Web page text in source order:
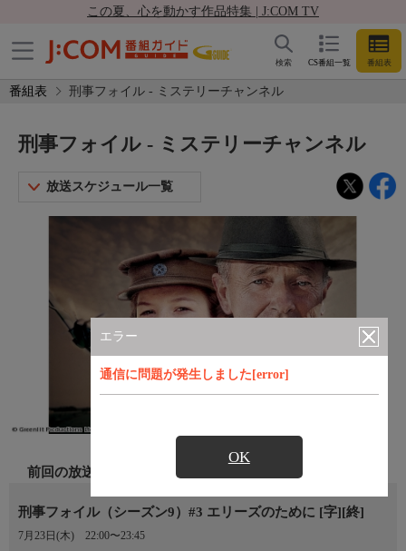
この夏、心を動かす作品特集 | J:COM TV
CS番組一覧 番組表
検索
番組表 刑事フォイル - ミステリーチャンネル
エラー
通信に問題が発生しました[error]
OK
刑事フォイル - ミステリーチャンネル
放送スケジュール一覧
前回の放送
刑事フォイル（シーズン9）#3 エリーズのために [字][終]
7月23日(木) 22:00〜23:45